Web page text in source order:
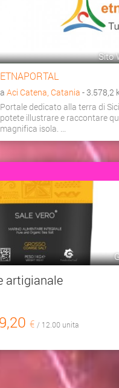
Sito
ETNAPORTAL
a Aci Catena, Catania - 3.578,2
Portale dedicato alla terra di
potete illustrare e raccontare
magnifica isola. ...
artigianale
€ / 12.00 unita